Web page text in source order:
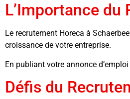
L’Importance
Le recrutement Horeca à
croissance de votre entreprise.
En publiant votre annonce
Défis du